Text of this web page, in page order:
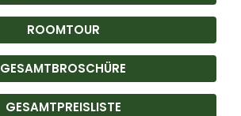
ROOMTOUR
GESAMTBROSCHÜRE
GESAMTPREISLISTE